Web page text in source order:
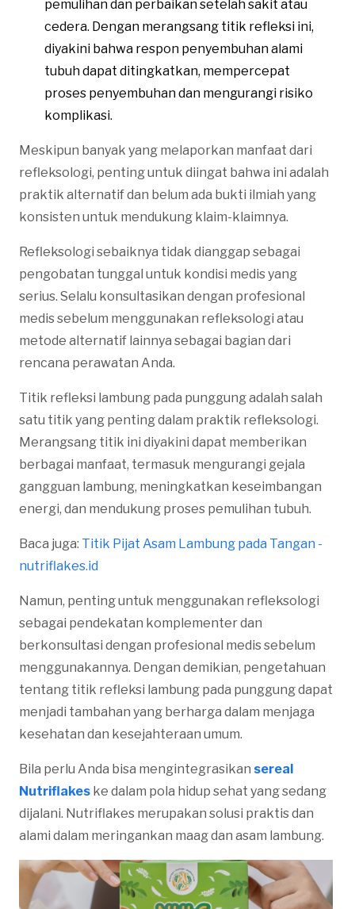
pemulihan dan perbaikan setelah sakit atau
cedera. Dengan merangsang titik refleksi ini,
diyakini bahwa respon penyembuhan alami
tubuh dapat ditingkatkan, mempercepat
proses penyembuhan dan mengurangi risiko
komplikasi.
Meskipun banyak yang melaporkan manfaat dari
refleksologi, penting untuk diingat bahwa ini adalah
praktik alternatif dan belum ada bukti ilmiah yang
konsisten untuk mendukung klaim-klaimnya.
Refleksologi sebaiknya tidak dianggap sebagai
pengobatan tunggal untuk kondisi medis yang
serius. Selalu konsultasikan dengan profesional
medis sebelum menggunakan refleksologi atau
metode alternatif lainnya sebagai bagian dari
rencana perawatan Anda.
Titik refleksi lambung pada punggung adalah salah
satu titik yang penting dalam praktik refleksologi.
Merangsang titik ini diyakini dapat memberikan
berbagai manfaat, termasuk mengurangi gejala
gangguan lambung, meningkatkan keseimbangan
energi, dan mendukung proses pemulihan tubuh.
Baca juga: Titik Pijat Asam Lambung pada Tangan -
nutriflakes.id
Namun, penting untuk menggunakan refleksologi
sebagai pendekatan komplementer dan
berkonsultasi dengan profesional medis sebelum
menggunakannya. Dengan demikian, pengetahuan
tentang titik refleksi lambung pada punggung dapat
menjadi tambahan yang berharga dalam menjaga
kesehatan dan kesejahteraan umum.
Bila perlu Anda bisa mengintegrasikan sereal
Nutriflakes ke dalam pola hidup sehat yang sedang
dijalani. Nutriflakes merupakan solusi praktis dan
alami dalam meringankan maag dan asam lambung.